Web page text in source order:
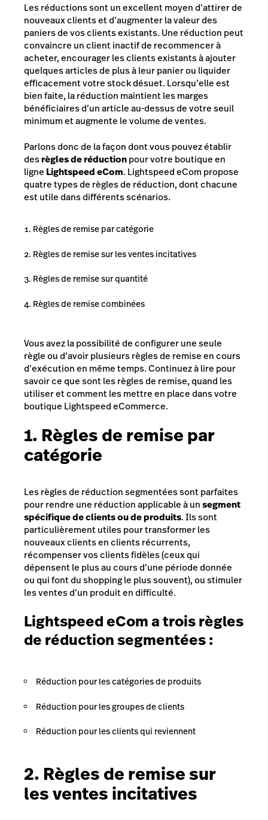
Les réductions sont un excellent moyen d’attirer de
nouveaux clients et d’augmenter la valeur des
paniers de vos clients existants. Une réduction peut
convaincre un client inactif de recommencer à
acheter, encourager les clients existants à ajouter
quelques articles de plus à leur panier ou liquider
efficacement votre stock désuet. Lorsqu’elle est
bien faite, la réduction maintient les marges
bénéficiaires d’un article au-dessus de votre seuil
minimum et augmente le volume de ventes.
Parlons donc de la façon dont vous pouvez établir
desrègles de réductionpour votre boutique en
ligne Lightspeed eCom. Lightspeed eCom propose
quatre types de règles de réduction, dont chacune
est utile dans différents scénarios.
Règles de remise par catégorie
Règles de remise sur les ventes incitatives
Règles de remise sur quantité
Règles de remise combinées
Vous avez la possibilité de configurer une seule
règle ou d’avoir plusieurs règles de remise en cours
d’exécution en même temps. Continuez à lire pour
savoir ce que sont les règles de remise, quand les
utiliser et comment les mettre en place dans votre
boutique Lightspeed eCommerce.
1. Règles de remise par
catégorie
Les règles de réduction segmentées sont parfaites
pour rendre une réduction applicable à unsegment
spécifique de clients ou de produits. Ils sont
particulièrement utiles pour transformer les
nouveaux clients en clients récurrents,
récompenser vos clients fidèles (ceux qui
dépensent le plus au cours d’une période donnée
ou qui font du shopping le plus souvent), ou stimuler
les ventes d’un produit en difficulté.
Lightspeed eCom a trois règles
de réduction segmentées :
Réduction pour les catégories de produits
Réduction pour les groupes de clients
Réduction pour les clients qui reviennent
2. Règles de remise sur
les ventes incitatives